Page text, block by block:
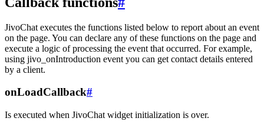
JivoChat executes the functions listed below to report about an event
on the page. You can declare any of these functions on the page and
execute a logic of processing the event that occurred. For example,
using jivo_onIntroduction event you can get contact details entered
by a client.
onLoadCallback#
Is executed when JivoChat widget initialization is over.